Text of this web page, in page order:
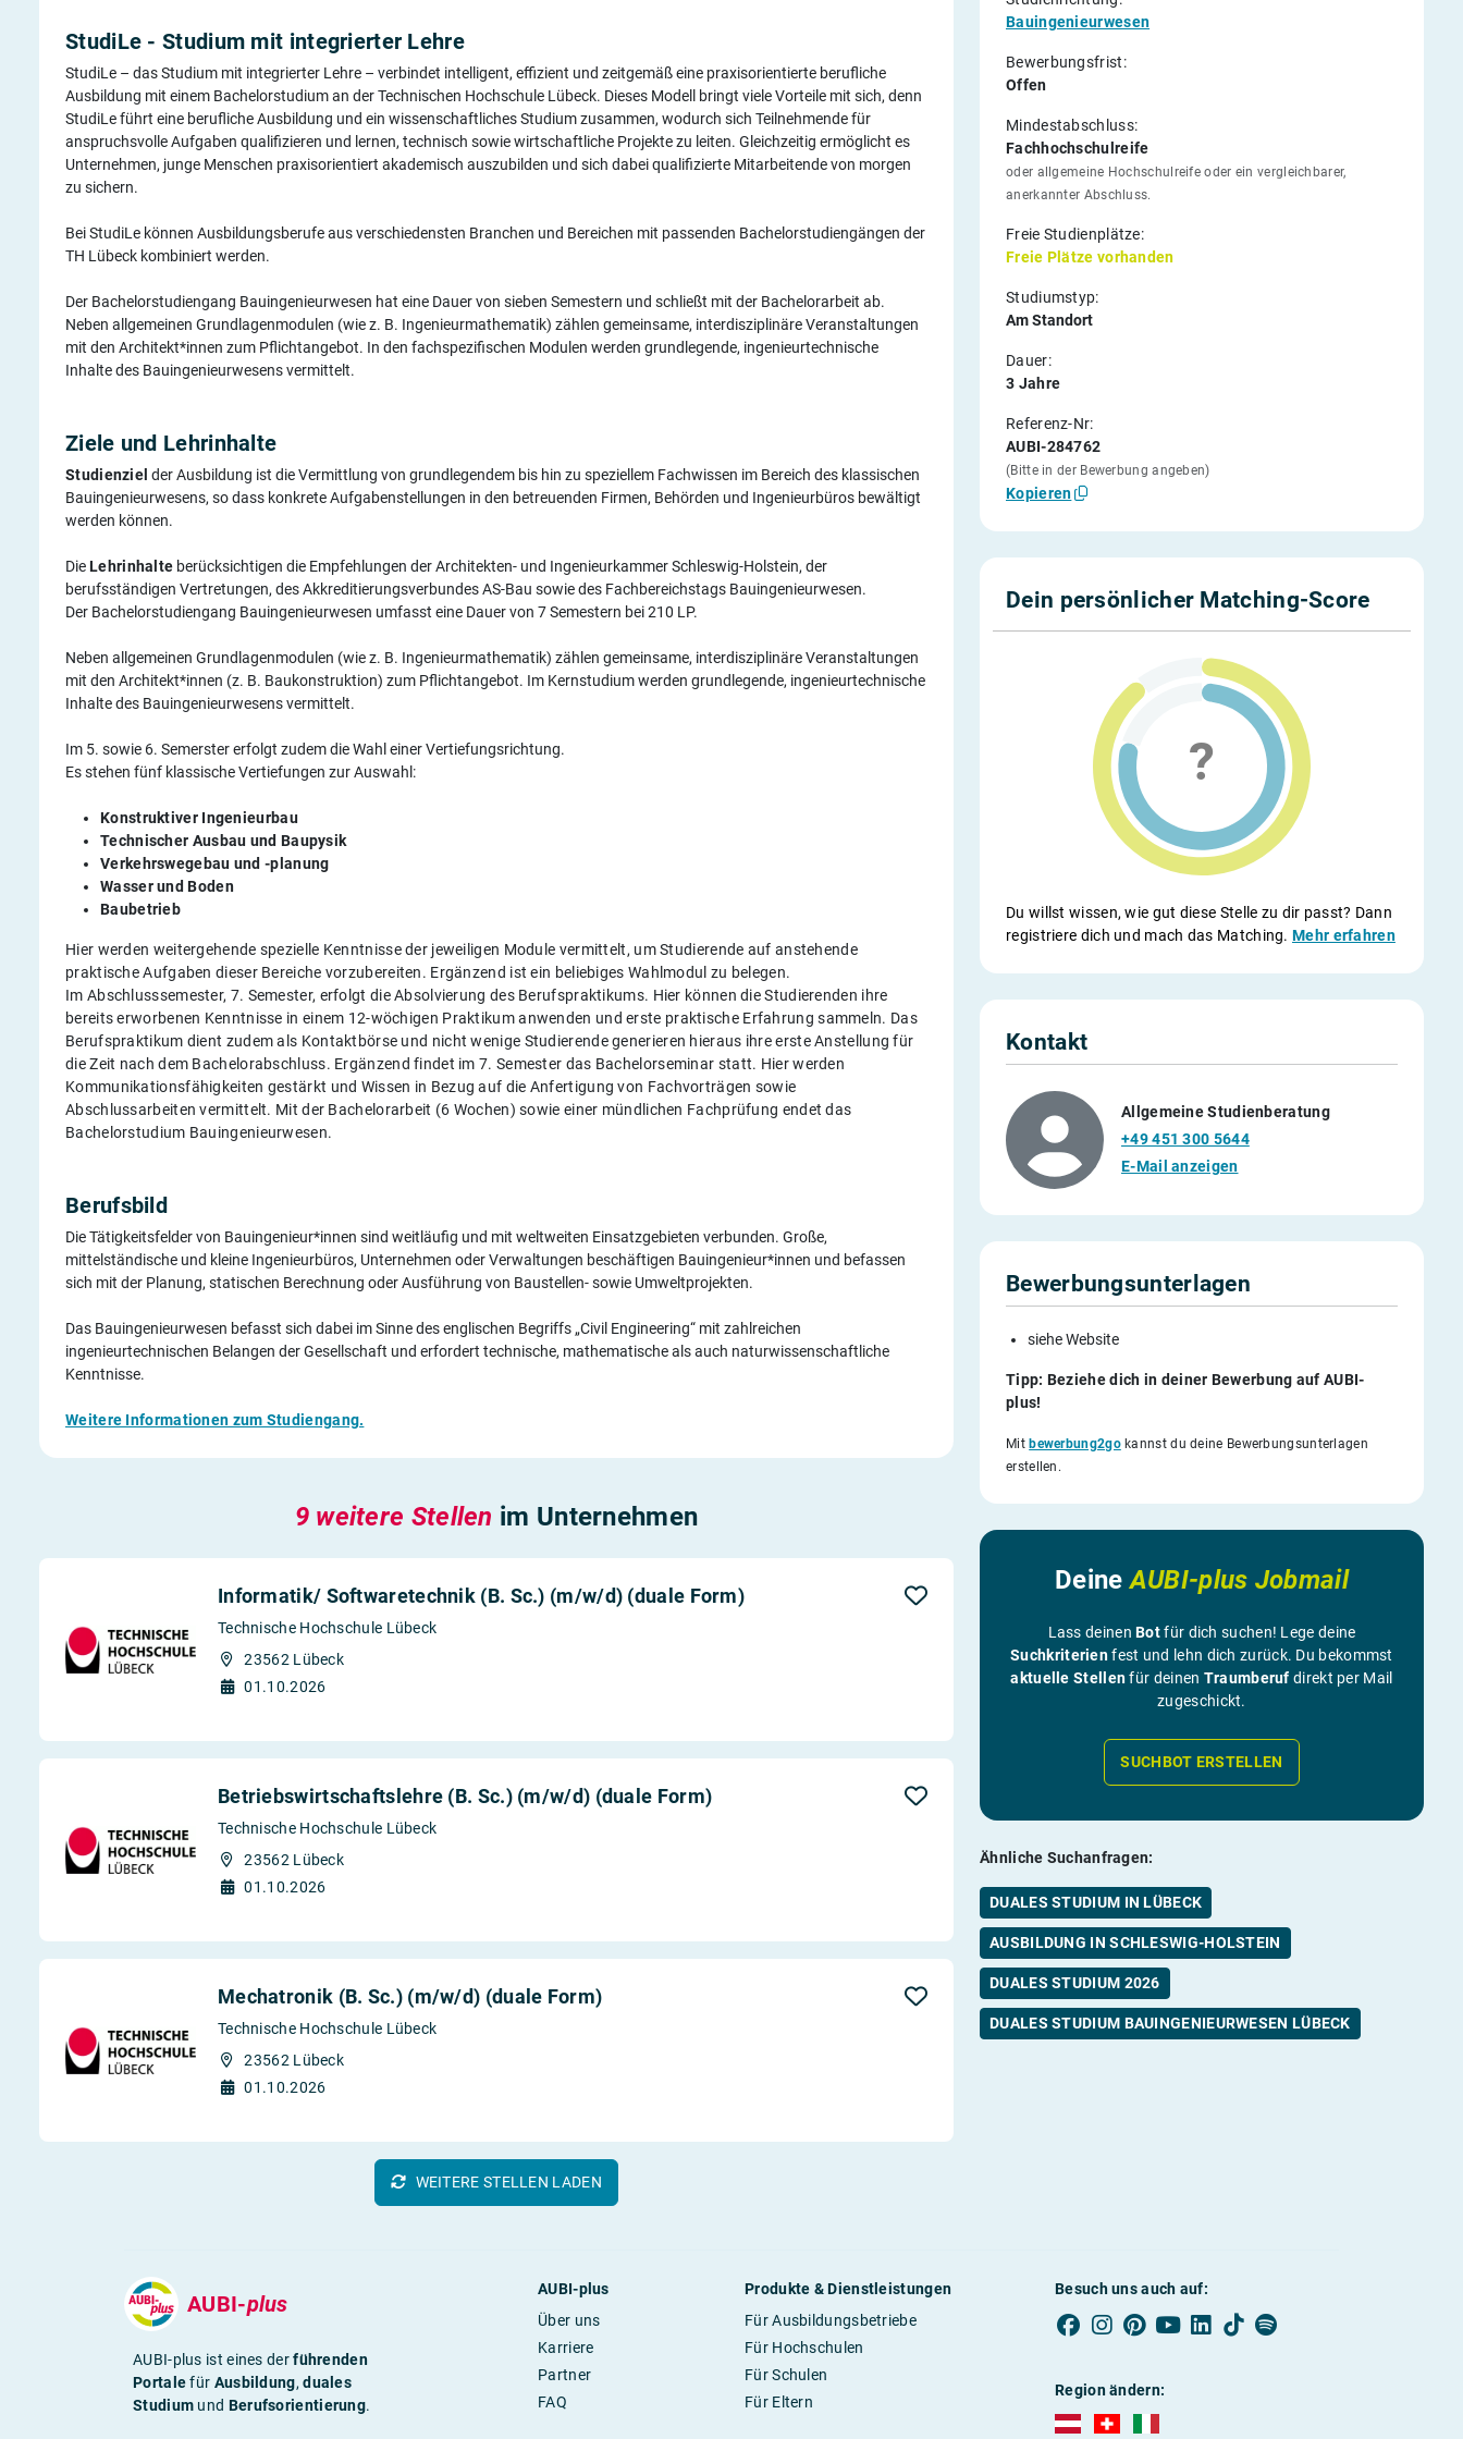
StudiLe - Studium mit integrierter Lehre
StudiLe – das Studium mit integrierter Lehre – verbindet intelligent, effizient und zeitgemäß eine praxisorientierte berufliche
Ausbildung mit einem Bachelorstudium an der Technischen Hochschule Lübeck. Dieses Modell bringt viele Vorteile mit sich, denn
StudiLe führt eine berufliche Ausbildung und ein wissenschaftliches Studium zusammen, wodurch sich Teilnehmende für
anspruchsvolle Aufgaben qualifizieren und lernen, technisch sowie wirtschaftliche Projekte zu leiten. Gleichzeitig ermöglicht es
Unternehmen, junge Menschen praxisorientiert akademisch auszubilden und sich dabei qualifizierte Mitarbeitende von morgen
zu sichern.
Bei StudiLe können Ausbildungsberufe aus verschiedensten Branchen und Bereichen mit passenden Bachelorstudiengängen der
TH Lübeck kombiniert werden.
Der Bachelorstudiengang Bauingenieurwesen hat eine Dauer von sieben Semestern und schließt mit der Bachelorarbeit ab.
Neben allgemeinen Grundlagenmodulen (wie z. B. Ingenieurmathematik) zählen gemeinsame, interdisziplinäre Veranstaltungen
mit den Architekt*innen zum Pflichtangebot. In den fachspezifischen Modulen werden grundlegende, ingenieurtechnische
Inhalte des Bauingenieurwesens vermittelt.
Ziele und Lehrinhalte
Studienziel der Ausbildung ist die Vermittlung von grundlegendem bis hin zu speziellem Fachwissen im Bereich des klassischen
Bauingenieurwesens, so dass konkrete Aufgabenstellungen in den betreuenden Firmen, Behörden und Ingenieurbüros bewältigt
werden können.
DieLehrinhalte berücksichtigen die Empfehlungen der Architekten- und Ingenieurkammer Schleswig-Holstein, der
berufsständigen Vertretungen, des Akkreditierungsverbundes AS-Bau sowie des Fachbereichstags Bauingenieurwesen.
Der Bachelorstudiengang Bauingenieurwesen umfasst eine Dauer von 7 Semestern bei 210 LP.
Neben allgemeinen Grundlagenmodulen (wie z. B. Ingenieurmathematik) zählen gemeinsame, interdisziplinäre Veranstaltungen
mit den Architekt*innen (z. B. Baukonstruktion) zum Pflichtangebot. Im Kernstudium werden grundlegende, ingenieurtechnische
Inhalte des Bauingenieurwesens vermittelt.
Im 5. sowie 6. Semerster erfolgt zudem die Wahl einer Vertiefungsrichtung.
Es stehen fünf klassische Vertiefungen zur Auswahl:
Konstruktiver Ingenieurbau
Technischer Ausbau und Baupysik
Verkehrswegebau und -planung
Wasser und Boden
Baubetrieb
Hier werden weitergehende spezielle Kenntnisse der jeweiligen Module vermittelt, um Studierende auf anstehende
praktische Aufgaben dieser Bereiche vorzubereiten. Ergänzend ist ein beliebiges Wahlmodul zu belegen.
Im Abschlusssemester, 7. Semester, erfolgt die Absolvierung des Berufspraktikums. Hier können die Studierenden ihre
bereits erworbenen Kenntnisse in einem 12-wöchigen Praktikum anwenden und erste praktische Erfahrung sammeln. Das
Berufspraktikum dient zudem als Kontaktbörse und nicht wenige Studierende generieren hieraus ihre erste Anstellung für
die Zeit nach dem Bachelorabschluss. Ergänzend findet im 7. Semester das Bachelorseminar statt. Hier werden
Kommunikationsfähigkeiten gestärkt und Wissen in Bezug auf die Anfertigung von Fachvorträgen sowie
Abschlussarbeiten vermittelt. Mit der Bachelorarbeit (6 Wochen) sowie einer mündlichen Fachprüfung endet das
Bachelorstudium Bauingenieurwesen.
Berufsbild
Die Tätigkeitsfelder von Bauingenieur*innen sind weitläufig und mit weltweiten Einsatzgebieten verbunden. Große,
mittelständische und kleine Ingenieurbüros, Unternehmen oder Verwaltungen beschäftigen Bauingenieur*innen und befassen
sich mit der Planung, statischen Berechnung oder Ausführung von Baustellen- sowie Umweltprojekten.
Das Bauingenieurwesen befasst sich dabei im Sinne des englischen Begriffs „Civil Engineering“ mit zahlreichen
ingenieurtechnischen Belangen der Gesellschaft und erfordert technische, mathematische als auch naturwissenschaftliche
Kenntnisse.
Weitere Informationen zum Studiengang.
Bauingenieurwesen
Bewerbungsfrist:
Offen
Mindestabschluss:
Fachhochschulreife
oder allgemeine Hochschulreife oder ein vergleichbarer,
anerkannter Abschluss.
Freie Studienplätze:
Freie Plätze vorhanden
Studiumstyp:
Am Standort
Dauer:
3 Jahre
Referenz-Nr:
AUBI-284762
(Bitte in der Bewerbung angeben)
Kopieren
Dein persönlicher Matching-Score
Du willst wissen, wie gut diese Stelle zu dir passt? Dann
registriere dich und mach das Matching.Mehr erfahren
Kontakt
Allgemeine Studienberatung
+49 451 300 5644
E-Mail anzeigen
Bewerbungsunterlagen
siehe Website
Tipp: Beziehe dich in deiner Bewerbung auf AUBI-
plus!
Mitbewerbung2gokannst du deine Bewerbungsunterlagen
erstellen.
DeineAUBI-plus Jobmail
Lass deinenBotfür dich suchen! Lege deine
Suchkriterienfest und lehn dich zurück. Du bekommst
aktuelle Stellenfür deinen Traumberuf direkt per Mail
zugeschickt.
SUCHBOT ERSTELLEN
Ähnliche Suchanfragen:
DUALES STUDIUM IN LÜBECK
AUSBILDUNG IN SCHLESWIG-HOLSTEIN
DUALES STUDIUM 2026
DUALES STUDIUM BAUINGENIEURWESEN LÜBECK
9 weitere Stellen im Unternehmen
Informatik/ Softwaretechnik (B. Sc.) (m/w/d) (duale Form)
Technische Hochschule Lübeck
23562 Lübeck
01.10.2026
Betriebswirtschaftslehre (B. Sc.) (m/w/d) (duale Form)
Technische Hochschule Lübeck
23562 Lübeck
01.10.2026
Mechatronik (B. Sc.) (m/w/d) (duale Form)
Technische Hochschule Lübeck
23562 Lübeck
01.10.2026
WEITERE STELLEN LADEN
AUBI-plus
AUBI-plus ist eines derführenden
Portalefür Ausbildung,duales
Studium und Berufsorientierung.
AUBI-plus
Über uns
Karriere
Partner
FAQ
Produkte & Dienstleistungen
Für Ausbildungsbetriebe
Für Hochschulen
Für Schulen
Für Eltern
Besuch uns auch auf:
Region ändern:
AUBI-plus Österreich (deutsch)